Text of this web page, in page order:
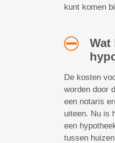
kunt komen
Wat
De kosten
worden door
een notaris
uiteen. Nu is
een
tussen